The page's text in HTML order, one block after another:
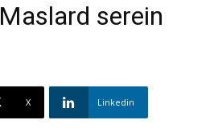
serein
X Linkedin